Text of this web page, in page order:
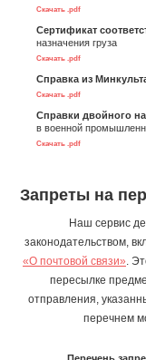
Скачать .pdf
Сертификат
назначения груза
Скачать .pdf
Справка из
Скачать .pdf
Справки двойного
в военной
Скачать .pdf
Запреты на
Наш сервис
законодательством,
«О почтовой связи».
пересылке
отправления,
перечнем
Перечень